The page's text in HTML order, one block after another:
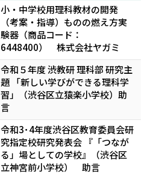
小・中学校用理科教材の開発
（考案・指導）ものの燃え方実
験器（商品コード：
6448400） 株式会社ヤガミ
令和５年度 渋教研 理科部 研究主
題 「新しい学びができる理科学
習」（渋谷区立猿楽小学校）助
言
令和3･4年度渋谷区教育委員会研
究指定校研究発表会 『「つなが
る」場としての学校』（渋谷区
立神宮前小学校） 助言